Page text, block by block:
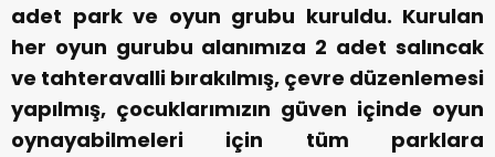
adet park ve oyun grubu kuruldu. Kurulan
her oyun gurubu alanımıza 2 adet salıncak
ve tahteravalli bırakılmış, çevre düzenlemesi
yapılmış, çocuklarımızın güven içinde oyun
oynayabilmeleri için tüm parklara